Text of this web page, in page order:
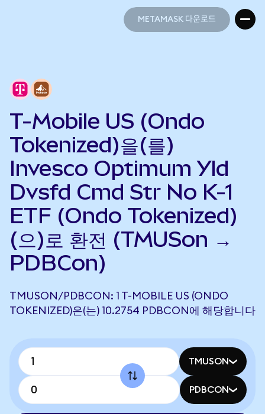
METAMASK 다운로드
T-Mobile US (Ondo
Tokenized)을(를)
Invesco Optimum Yld
Dvsfd Cmd Str No K-1
ETF (Ondo Tokenized)
(으)로 환전 (TMUSon →
PDBCon)
TMUSON/PDBCON: 1 T-MOBILE US (ONDO
TOKENIZED)은(는) 10.2754 PDBCON에 해당합니다
TMUSON
PDBCON